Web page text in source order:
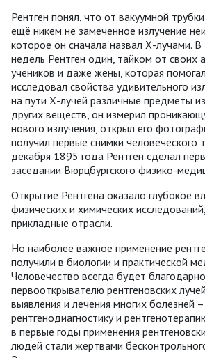
Рентген понял, что от вакуумной
ещё никем не замеченное излучение
которое он сначала назвал Х-лучами. В
недель Рентген один, тайком от своих
учеников и даже жены, которая
исследовал свойства удивительного
на пути Х-лучей различные предметы
других веществ, он измерил
нового излучения, открыл его
получил первые снимки человеческого
декабря 1895 года Рентген сделал
заседании Вюрцбургского физико-
Открытие Рентгена оказало глубокое
физических и химических
прикладные отрасли.
Но наиболее важное применение
получили в биологии и практической
Человечество всегда будет благодарно
первооткрывателю рентгеновских
выявления и лечения многих болезней –
рентгенодиагностику и
в первые годы применения
людей стали жертвами